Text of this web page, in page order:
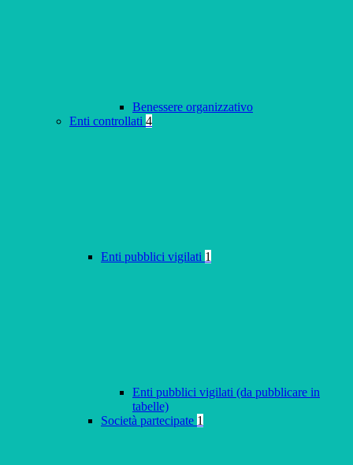
Benessere organizzativo
Enti controllati 4
Enti pubblici vigilati 1
Enti pubblici vigilati (da pubblicare in
tabelle)
Società partecipate 1